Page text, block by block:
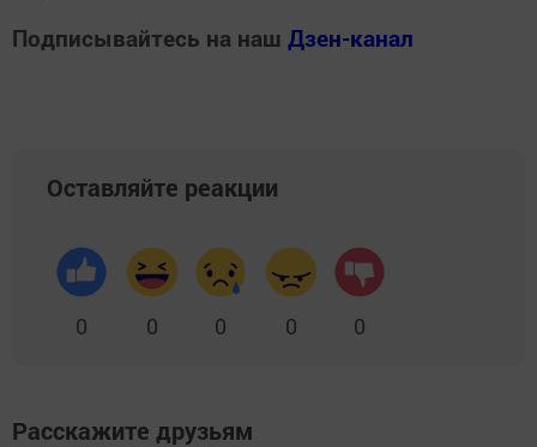
Подписывайтесь на наш Дзен-канал
Оставляйте реакции
0 0 0 0 0
Расскажите друзьям